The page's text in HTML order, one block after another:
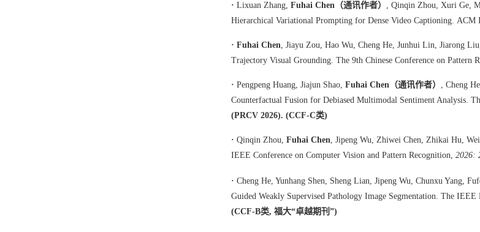
· Lixuan Zhang, Fuhai Chen（通讯作者） , Qinqin Zhou, Xuri Ge,
Hierarchical Variational Prompting for Dense Video Captioning. ACM
· Fuhai Chen, Jiayu Zou, Hao Wu, Cheng He, Junhui Lin, Jiarong
Trajectory Visual Grounding. The 9th Chinese Conference on Pattern
· Pengpeng Huang, Jiajun Shao, Fuhai Chen（通讯作者） , Cheng
Counterfactual Fusion for Debiased Multimodal Sentiment Analysis.
(PRCV 2026). (CCF-C类)
· Qinqin Zhou, Fuhai Chen, Jipeng Wu, Zhiwei Chen, Zhikai Hu,
IEEE Conference on Computer Vision and Pattern Recognition, 2026:
· Cheng He, Yunhang Shen, Sheng Lian, Jipeng Wu, Chunxu Yang,
Guided Weakly Supervised Pathology Image Segmentation. The IEEE
(CCF-B类, 福大“卓越期刊”)